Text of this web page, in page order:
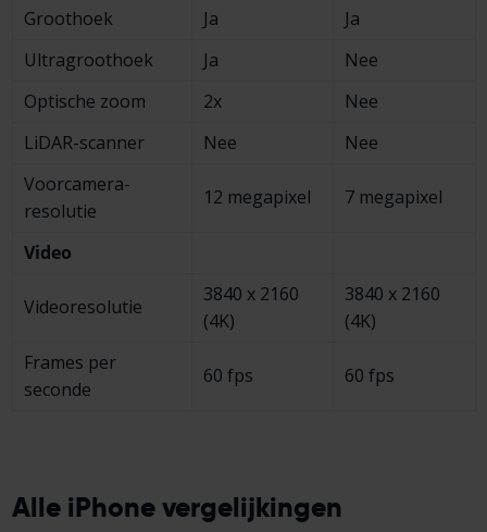
Groot­hoek
Ja
Ja
Ultra­groothoek
Ja
Nee
Optische zoom
2x
Nee
LiDAR-scanner
Nee
Nee
Voor­camera­
resolutie
12 megapixel 7 megapixel
Video
Video­resolutie
3840 x 2160
(4K)
3840 x 2160
(4K)
Frames per
seconde
60 fps 60 fps
Alle iPhone vergelijkingen